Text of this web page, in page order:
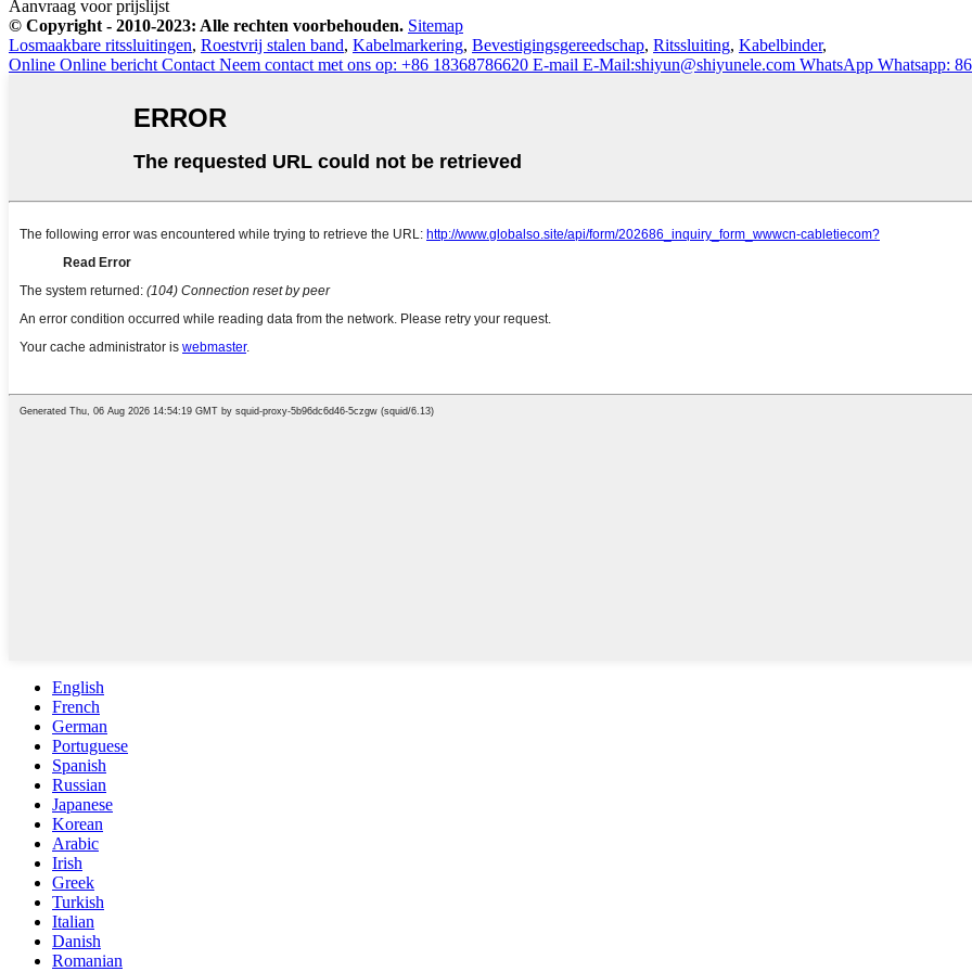
Aanvraag voor prijslijst
© Copyright - 2010-2023: Alle rechten voorbehouden. Sitemap
Losmaakbare ritssluitingen, Roestvrij stalen band, Kabelmarkering, Bevestigingsgereedschap, Ritssluiting, Kabelbinder,
Online Online bericht Contact Neem contact met ons op: +86 18368786620 E-mail E-Mail:shiyun@shiyunele.com WhatsApp Whatsapp:
English
French
German
Portuguese
Spanish
Russian
Japanese
Korean
Arabic
Irish
Greek
Turkish
Italian
Danish
Romanian